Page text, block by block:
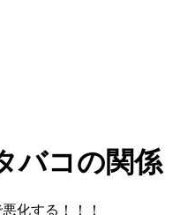
バコの関係
化する！！！